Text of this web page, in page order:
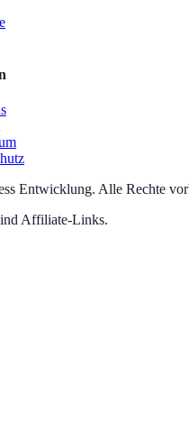
Entwicklung. Alle Rechte
Affiliate-Links.